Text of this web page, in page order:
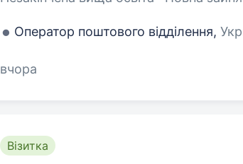
Оператор поштового відділення,
вчора
Візитка